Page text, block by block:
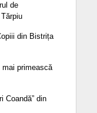
de
din Bistrița
mai primească
Coandă” din